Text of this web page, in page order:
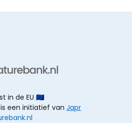
in de EU 🇪🇺
een initiatief van Japr